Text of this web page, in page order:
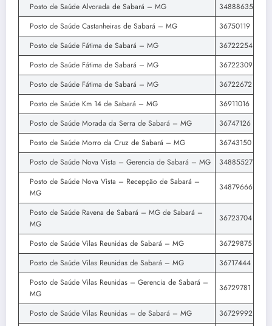
Posto de Saúde Alvorada de Sabará – MG
34888635
Posto de Saúde Castanheiras de Sabará – MG
36750119
Posto de Saúde Fátima de Sabará – MG
36722254
Posto de Saúde Fátima de Sabará – MG
36722309
Posto de Saúde Fátima de Sabará – MG
36722672
Posto de Saúde Km 14 de Sabará – MG
36911016
Posto de Saúde Morada da Serra de Sabará – MG
36747126
Posto de Saúde Morro da Cruz de Sabará – MG
36743150
Posto de Saúde Nova Vista – Gerencia de Sabará – MG
34885527
Posto de Saúde Nova Vista – Recepção de Sabará –
MG
34879666
Posto de Saúde Ravena de Sabará – MG de Sabará –
MG
36723704
Posto de Saúde Vilas Reunidas de Sabará – MG
36729875
Posto de Saúde Vilas Reunidas de Sabará – MG
36717444
Posto de Saúde Vilas Reunidas – Gerencia de Sabará –
MG
36729781
Posto de Saúde Vilas Reunidas – de Sabará – MG 36729992